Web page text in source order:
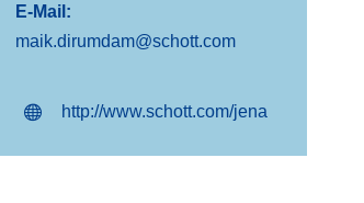
E-Mail:
maik.dirumdam@schott.com
http://www.schott.com/jena